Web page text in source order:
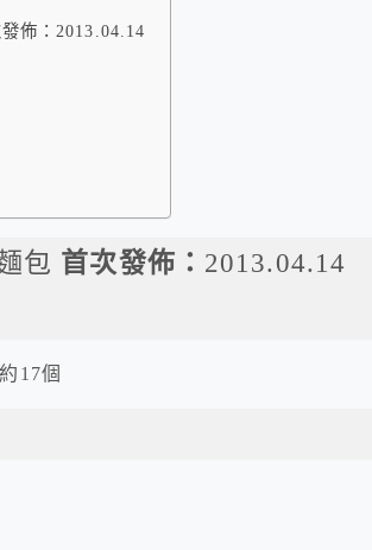
佈：2013.04.14
包 首次發佈： 2013.04.14
17個